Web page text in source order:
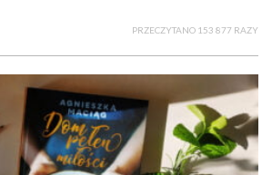
PRZECZYTANO 153 877 RAZY